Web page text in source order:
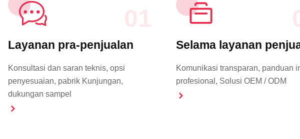
Layanan pra-penjualan
Konsultasi dan saran teknis, opsi
penyesuaian, pabrik Kunjungan,
dukungan sampel
Selama layanan
Komunikasi transparan, panduan
profesional, Solusi OEM / ODM